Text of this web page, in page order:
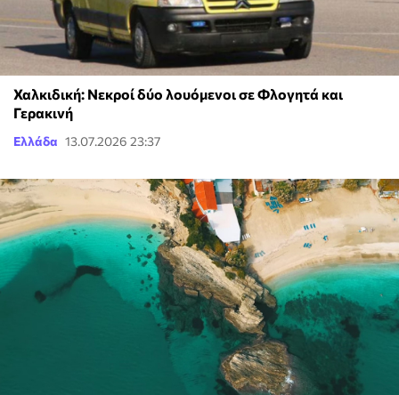
Χαλκιδική: Νεκροί δύο λουόμενοι σε Φλογητά και
Γερακινή
Ελλάδα 13.07.2026 23:37